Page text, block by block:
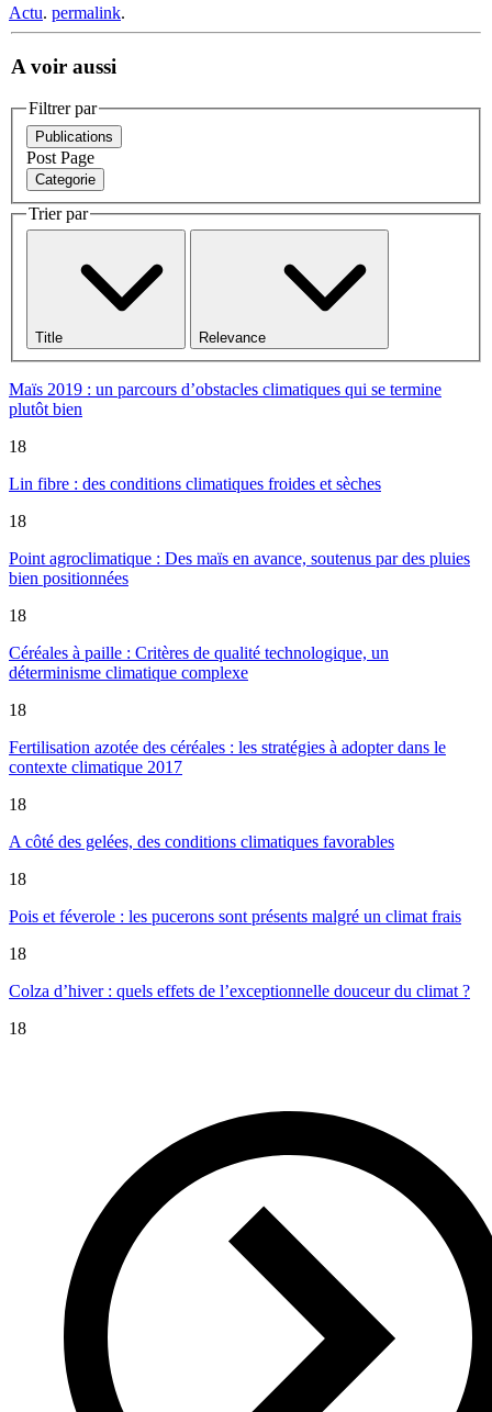
Actu. permalink.
A voir aussi
Filtrer par
Publications
Post Page
Categorie
Trier par
Title Relevance
Maïs 2019 : un parcours d’obstacles climatiques qui se termine
plutôt bien
18
Lin fibre : des conditions climatiques froides et sèches
18
Point agroclimatique : Des maïs en avance, soutenus par des pluies
bien positionnées
18
Céréales à paille : Critères de qualité technologique, un
déterminisme climatique complexe
18
Fertilisation azotée des céréales : les stratégies à adopter dans le
contexte climatique 2017
18
A côté des gelées, des conditions climatiques favorables
18
Pois et féverole : les pucerons sont présents malgré un climat frais
18
Colza d’hiver : quels effets de l’exceptionnelle douceur du climat ?
18